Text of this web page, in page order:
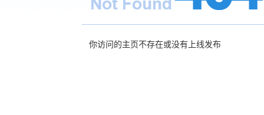
你访问的主页不存在或没有上线发布